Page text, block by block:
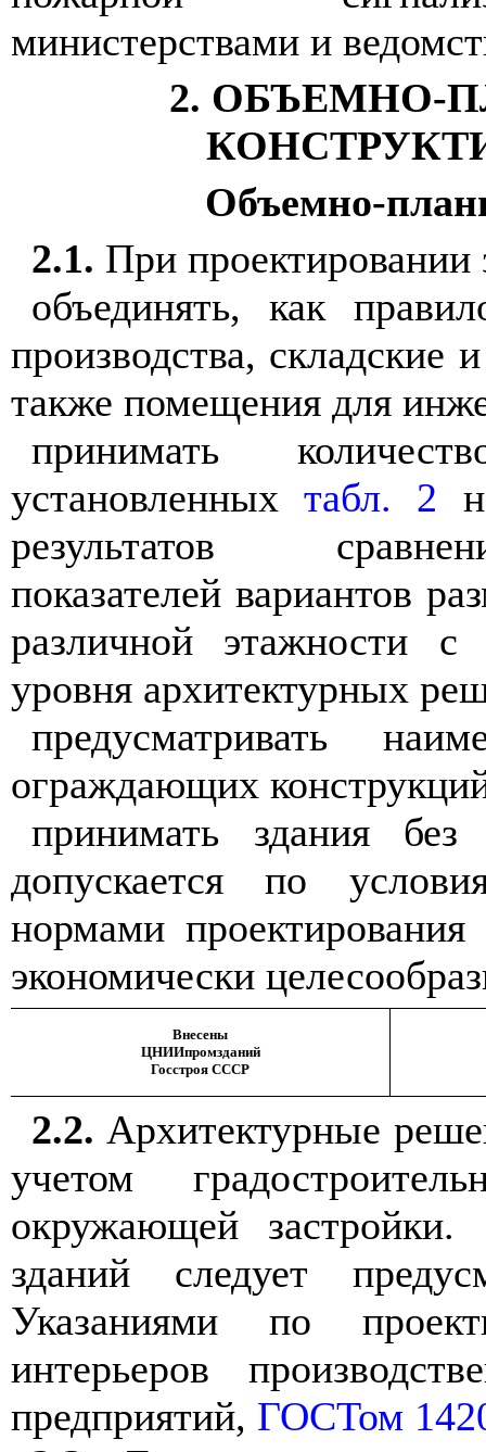
министерствами и
2. ОБЪЕМНО-
Объемно-
2.1. При проектировании
объединять, как
производства, складские
также помещения для
принимать
установленныхтабл. 2
результатов
показателей вариантов
различной этажности с
уровня архитектурных
предусматривать
ограждающих
принимать здания
допускается по
нормами
экономически
Внесены
ЦНИИпромзданий
Госстроя СССР
2.2. Архитектурные
учетом
окружающей застройки.
зданий следует
Указаниями по
интерьеров
предприятий, ГОСТом